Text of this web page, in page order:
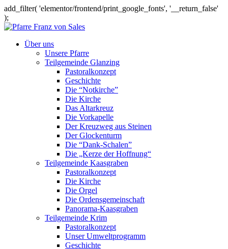
add_filter( 'elementor/frontend/print_google_fonts', '__return_false'
);
Über uns
Unsere Pfarre
Teilgemeinde Glanzing
Pastoralkonzept
Geschichte
Die “Notkirche”
Die Kirche
Das Altarkreuz
Die Vorkapelle
Der Kreuzweg aus Steinen
Der Glockenturm
Die “Dank-Schalen”
Die „Kerze der Hoffnung“
Teilgemeinde Kaasgraben
Pastoralkonzept
Die Kirche
Die Orgel
Die Ordensgemeinschaft
Panorama-Kaasgraben
Teilgemeinde Krim
Pastoralkonzept
Unser Umweltprogramm
Geschichte